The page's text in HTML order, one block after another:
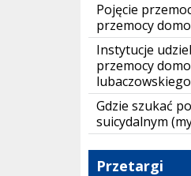
Pojęcie
przemocy
Instytucje
przemocy
lubaczowskiego
Gdzie szukać
suicydalnym
Przetargi